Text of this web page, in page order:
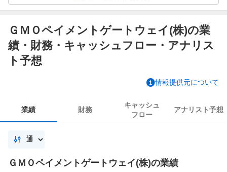
ＧＭＯペイメントゲートウェイ(株)の業
績・財務・キャッシュフロー・アナリス
ト予想
情報提供元について
業績 財務
キャッシュ
フロー
アナリスト予想
ＧＭＯペイメントゲートウェイ(株)の業績